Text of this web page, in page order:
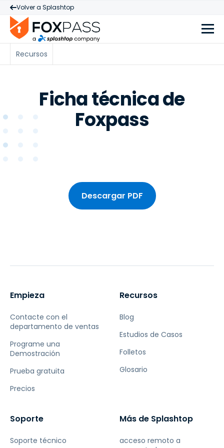
Volver a Splashtop
Recursos
Ficha técnica de
Foxpass
Descargar PDF
Empieza
Contacte con el
departamento de ventas
Programe una
Demostración
Prueba gratuita
Precios
Recursos
Blog
Estudios de Casos
Folletos
Glosario
Soporte
Soporte técnico
Más de Splashtop
acceso remoto a